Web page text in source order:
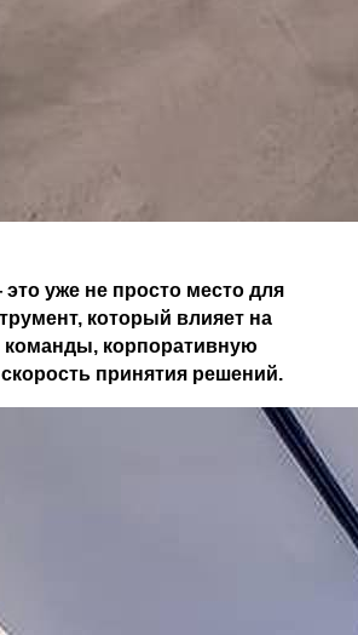
уже не просто место для
который влияет на
команды, корпоративную
принятия решений.